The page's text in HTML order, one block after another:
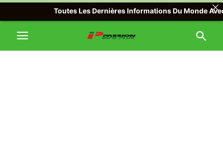
Toutes Les Dernières Informations Du Monde Avec